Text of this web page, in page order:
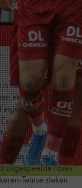
is volledig voor de
eerste doelpoging.
steunbeen.
drukt de
in een goal.
de verste hoek, 1-
de dubbele
uitgespeelde fases
Temse steken